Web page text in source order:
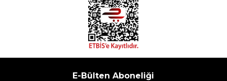
E-Bülten Aboneliği